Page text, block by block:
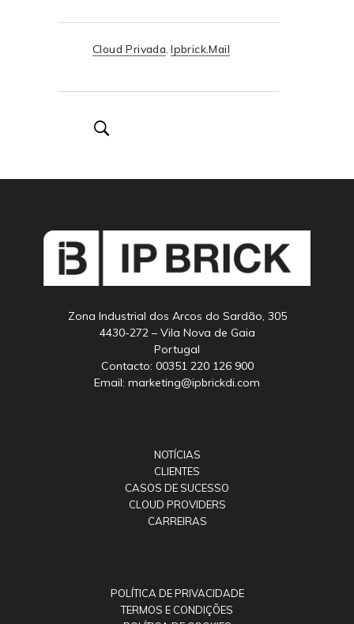
Cloud Privada, Ipbrick.mail
Zona Industrial dos Arcos do Sardão, 305
4430-272 – Vila Nova de Gaia
Portugal
Contacto: 00351 220 126 900
Email: marketing@ipbrickdi.com
NOTÍCIAS
CLIENTES
CASOS DE SUCESSO
CLOUD PROVIDERS
CARREIRAS
POLÍTICA DE PRIVACIDADE
TERMOS E CONDIÇÕES